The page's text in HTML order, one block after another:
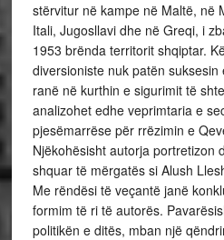
stërvitur në kampe në Maltë, në
Itali, Jugosllavi dhe në Greqi, i
1953 brënda territorit shqiptar.
diversioniste nuk patën
ranë në kurthin e sigurimit të
analizohet edhe veprimtaria e
pjesëmarrëse për rrëzimin e
Njëkohësisht autorja portretizon
shquar të mërgatës si Alush
Me rëndësi të veçantë janë
formim të ri të autorës.
politikën e ditës, mban një